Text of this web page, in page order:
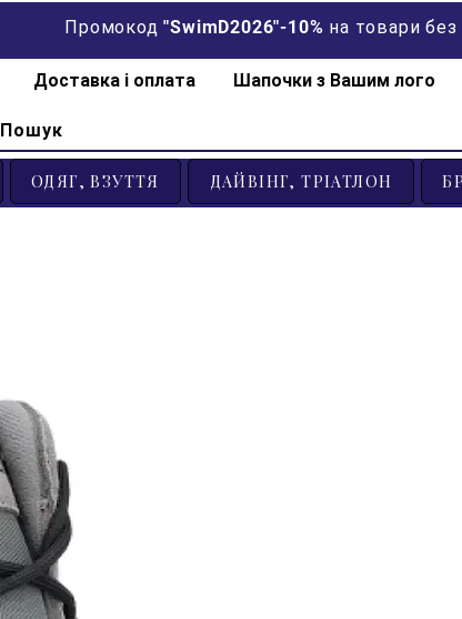
Промокод "SwimD2026"-10% на товари
Доставка і оплата Шапочки з Вашим лого
Пошук
ОДЯГ, ВЗУТТЯ ДАЙВІНГ, ТРІАТЛОН